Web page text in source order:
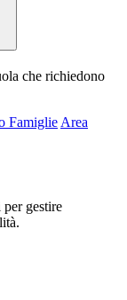
che richiedono
Famiglie Area
gestire